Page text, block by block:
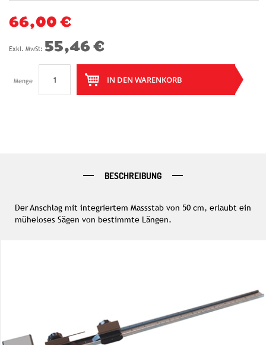
66,00 €
55,46 €
Menge IN DEN WARENKORB
BESCHREIBUNG
Der Anschlag mit integriertem Massstab von 50 cm, erlaubt ein
müheloses Sägen von bestimmte Längen.